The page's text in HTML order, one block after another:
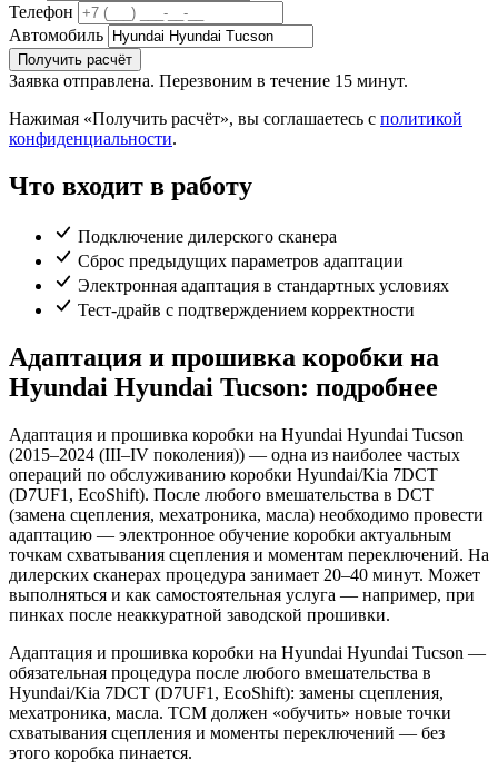
Телефон
Автомобиль
Получить расчёт
Заявка отправлена. Перезвоним в течение 15 минут.
Нажимая «Получить расчёт», вы соглашаетесь с политикой
конфиденциальности.
Что входит в работу
Подключение дилерского сканера
Сброс предыдущих параметров адаптации
Электронная адаптация в стандартных условиях
Тест-драйв с подтверждением корректности
Адаптация и прошивка коробки на
Hyundai Hyundai Tucson: подробнее
Адаптация и прошивка коробки на Hyundai Hyundai Tucson
(2015–2024 (III–IV поколения)) — одна из наиболее частых
операций по обслуживанию коробки Hyundai/Kia 7DCT
(D7UF1, EcoShift). После любого вмешательства в DCT
(замена сцепления, мехатроника, масла) необходимо провести
адаптацию — электронное обучение коробки актуальным
точкам схватывания сцепления и моментам переключений. На
дилерских сканерах процедура занимает 20–40 минут. Может
выполняться и как самостоятельная услуга — например, при
пинках после неаккуратной заводской прошивки.
Адаптация и прошивка коробки на Hyundai Hyundai Tucson —
обязательная процедура после любого вмешательства в
Hyundai/Kia 7DCT (D7UF1, EcoShift): замены сцепления,
мехатроника, масла. TCM должен «обучить» новые точки
схватывания сцепления и моменты переключений — без
этого коробка пинается.